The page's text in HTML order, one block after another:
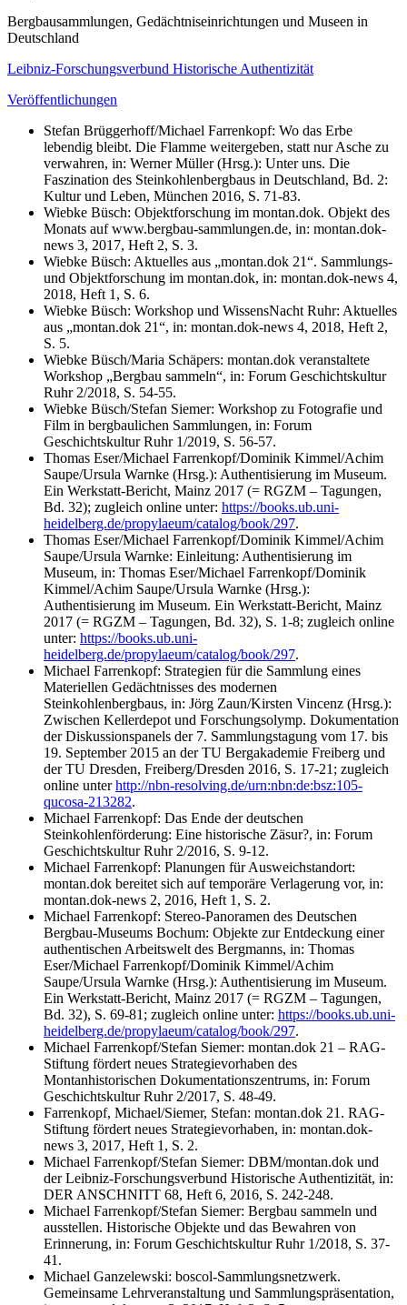
Bergbausammlungen, Gedächtniseinrichtungen und Museen in
Deutschland
Leibniz-Forschungsverbund Historische Authentizität
Veröffentlichungen
Stefan Brüggerhoff/Michael Farrenkopf: Wo das Erbe
lebendig bleibt. Die Flamme weitergeben, statt nur Asche zu
verwahren, in: Werner Müller (Hrsg.): Unter uns. Die
Faszination des Steinkohlenbergbaus in Deutschland, Bd. 2:
Kultur und Leben, München 2016, S. 71-83.
Wiebke Büsch: Objektforschung im montan.dok. Objekt des
Monats auf www.bergbau-sammlungen.de, in: montan.dok-
news 3, 2017, Heft 2, S. 3.
Wiebke Büsch: Aktuelles aus „montan.dok 21“. Sammlungs-
und Objektforschung im montan.dok, in: montan.dok-news 4,
2018, Heft 1, S. 6.
Wiebke Büsch: Workshop und WissensNacht Ruhr: Aktuelles
aus „montan.dok 21“, in: montan.dok-news 4, 2018, Heft 2,
S. 5.
Wiebke Büsch/Maria Schäpers: montan.dok veranstaltete
Workshop „Bergbau sammeln“, in: Forum Geschichtskultur
Ruhr 2/2018, S. 54-55.
Wiebke Büsch/Stefan Siemer: Workshop zu Fotografie und
Film in bergbaulichen Sammlungen, in: Forum
Geschichtskultur Ruhr 1/2019, S. 56-57.
Thomas Eser/Michael Farrenkopf/Dominik Kimmel/Achim
Saupe/Ursula Warnke (Hrsg.): Authentisierung im Museum.
Ein Werkstatt-Bericht, Mainz 2017 (= RGZM – Tagungen,
Bd. 32); zugleich online unter: https://books.ub.uni-
heidelberg.de/propylaeum/catalog/book/297.
Thomas Eser/Michael Farrenkopf/Dominik Kimmel/Achim
Saupe/Ursula Warnke: Einleitung: Authentisierung im
Museum, in: Thomas Eser/Michael Farrenkopf/Dominik
Kimmel/Achim Saupe/Ursula Warnke (Hrsg.):
Authentisierung im Museum. Ein Werkstatt-Bericht, Mainz
2017 (= RGZM – Tagungen, Bd. 32), S. 1-8; zugleich online
unter: https://books.ub.uni-
heidelberg.de/propylaeum/catalog/book/297.
Michael Farrenkopf: Strategien für die Sammlung eines
Materiellen Gedächtnisses des modernen
Steinkohlenbergbaus, in: Jörg Zaun/Kirsten Vincenz (Hrsg.):
Zwischen Kellerdepot und Forschungsolymp. Dokumentation
der Diskussionspanels der 7. Sammlungstagung vom 17. bis
19. September 2015 an der TU Bergakademie Freiberg und
der TU Dresden, Freiberg/Dresden 2016, S. 17-21; zugleich
online unterhttp://nbn-resolving.de/urn:nbn:de:bsz:105-
qucosa-213282.
Michael Farrenkopf: Das Ende der deutschen
Steinkohlenförderung: Eine historische Zäsur?, in: Forum
Geschichtskultur Ruhr 2/2016, S. 9-12.
Michael Farrenkopf: Planungen für Ausweichstandort:
montan.dok bereitet sich auf temporäre Verlagerung vor, in:
montan.dok-news 2, 2016, Heft 1, S. 2.
Michael Farrenkopf: Stereo-Panoramen des Deutschen
Bergbau-Museums Bochum: Objekte zur Entdeckung einer
authentischen Arbeitswelt des Bergmanns, in: Thomas
Eser/Michael Farrenkopf/Dominik Kimmel/Achim
Saupe/Ursula Warnke (Hrsg.): Authentisierung im Museum.
Ein Werkstatt-Bericht, Mainz 2017 (= RGZM – Tagungen,
Bd. 32), S. 69-81; zugleich online unter: https://books.ub.uni-
heidelberg.de/propylaeum/catalog/book/297.
Michael Farrenkopf/Stefan Siemer: montan.dok 21 – RAG-
Stiftung fördert neues Strategievorhaben des
Montanhistorischen Dokumentationszentrums, in: Forum
Geschichtskultur Ruhr 2/2017, S. 48-49.
Farrenkopf, Michael/Siemer, Stefan: montan.dok 21. RAG-
Stiftung fördert neues Strategievorhaben, in: montan.dok-
news 3, 2017, Heft 1, S. 2.
Michael Farrenkopf/Stefan Siemer: DBM/montan.dok und
der Leibniz-Forschungsverbund Historische Authentizität, in:
DER ANSCHNITT 68, Heft 6, 2016, S. 242-248.
Michael Farrenkopf/Stefan Siemer: Bergbau sammeln und
ausstellen. Historische Objekte und das Bewahren von
Erinnerung, in: Forum Geschichtskultur Ruhr 1/2018, S. 37-
41.
Michael Ganzelewski: boscol-Sammlungsnetzwerk.
Gemeinsame Lehrveranstaltung und Sammlungspräsentation,